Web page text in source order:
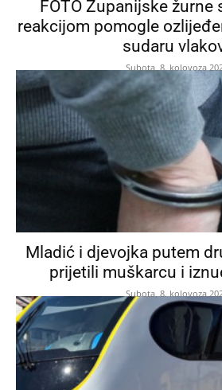
FOTO Županijske žurne
reakcijom pomogle
sudaru
Subota, 8. kolovoza
Mladić i djevojka putem
prijetili muškarcu i
Subota, 8. kolovoza